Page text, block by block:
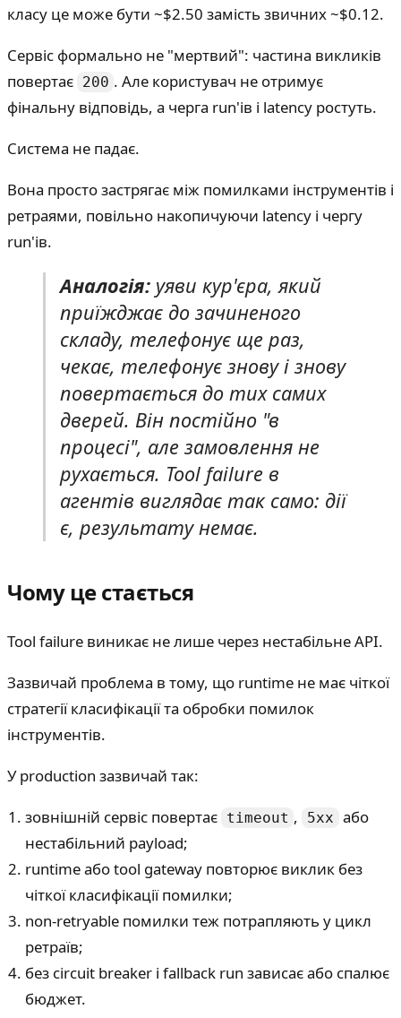
класу це може бути ~$2.50 замість звичних ~$0.12.
Сервіс формально не "мертвий": частина викликів
повертає 200 . Але користувач не отримує
фінальну відповідь, а черга run'ів і latency ростуть.
Система не падає.
Вона просто застрягає між помилками інструментів і
ретраями, повільно накопичуючи latency і чергу
run'ів.
Аналогія: уяви кур'єра, який
приїжджає до зачиненого
складу, телефонує ще раз,
чекає, телефонує знову і знову
повертається до тих самих
дверей. Він постійно "в
процесі", але замовлення не
рухається. Tool failure в
агентів виглядає так само: дії
є, результату немає.
Чому це стається
Tool failure виникає не лише через нестабільне API.
Зазвичай проблема в тому, що runtime не має чіткої
стратегії класифікації та обробки помилок
інструментів.
У production зазвичай так:
зовнішній сервіс повертає timeout , 5xx або
нестабільний payload;
runtime або tool gateway повторює виклик без
чіткої класифікації помилки;
non-retryable помилки теж потрапляють у цикл
ретраїв;
без circuit breaker і fallback run зависає або спалює
бюджет.